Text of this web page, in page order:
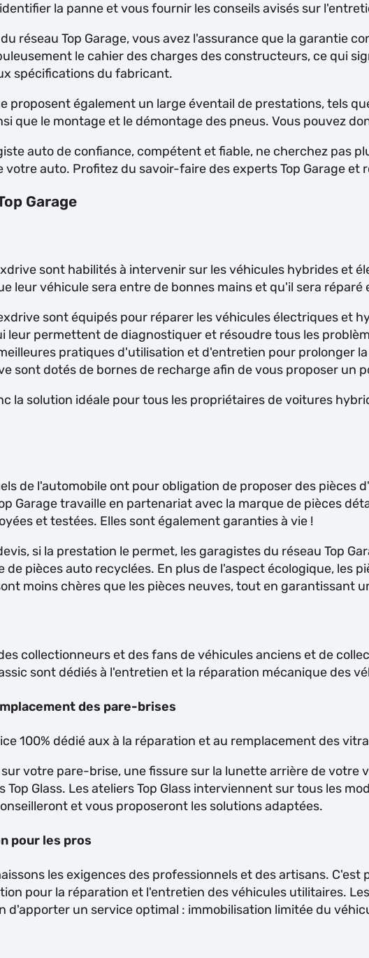
la panne et vous fournir les conseils avisés sur
réseau Top Garage, vous avez l'assurance que la garantie
le cahier des charges des constructeurs, ce qui
spécifications du fabricant.
proposent également un large éventail de prestations, tels
que le montage et le démontage des pneus. Vous pouvez
auto de confiance, compétent et fiable, ne cherchez pas
votre auto. Profitez du savoir-faire des experts Top Garage et
Garage
sont habilités à intervenir sur les véhicules hybrides et
leur véhicule sera entre de bonnes mains et qu'il sera
sont équipés pour réparer les véhicules électriques et
permettent de diagnostiquer et résoudre tous les
pratiques d'utilisation et d'entretien pour prolonger
sont dotés de bornes de recharge afin de vous proposer un
la solution idéale pour tous les propriétaires de voitures
de l'automobile ont pour obligation de proposer des
Garage travaille en partenariat avec la marque de pièces
et testées. Elles sont également garanties à vie !
si la prestation le permet, les garagistes du réseau Top
pièces auto recyclées. En plus de l'aspect écologique, les
moins chères que les pièces neuves, tout en garantissant
collectionneurs et des fans de véhicules anciens et de
sont dédiés à l'entretien et la réparation mécanique des
des pare-brises
100% dédié aux à la réparation et au remplacement des
votre pare-brise, une fissure sur la lunette arrière de votre
Top Glass. Les ateliers Top Glass interviennent sur tous les
et vous proposeront les solutions adaptées.
pour les pros
les exigences des professionnels et des artisans.
pour la réparation et l'entretien des véhicules utilitaires.
d'apporter un service optimal : immobilisation limitée du